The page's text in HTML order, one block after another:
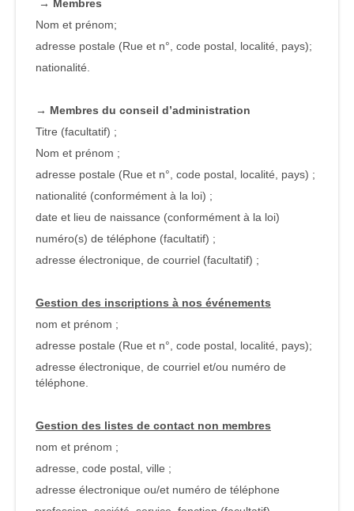
→ Membres
Nom et prénom;
adresse postale (Rue et n°, code postal, localité, pays);
nationalité.
→ Membres du conseil d’administration
Titre (facultatif) ;
Nom et prénom ;
adresse postale (Rue et n°, code postal, localité, pays) ;
nationalité (conformément à la loi) ;
date et lieu de naissance (conformément à la loi)
numéro(s) de téléphone (facultatif) ;
adresse électronique, de courriel (facultatif) ;
Gestion des inscriptions à nos événements
nom et prénom ;
adresse postale (Rue et n°, code postal, localité, pays);
adresse électronique, de courriel et/ou numéro de
téléphone.
Gestion des listes de contact non membres
nom et prénom ;
adresse, code postal, ville ;
adresse électronique ou/et numéro de téléphone